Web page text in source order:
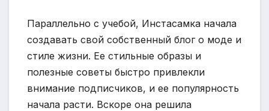
Параллельно с учебой, Инстасамка начала
создавать свой собственный блог о моде и
стиле жизни. Ее стильные образы и
полезные советы быстро привлекли
внимание подписчиков, и ее популярность
начала расти. Вскоре она решила